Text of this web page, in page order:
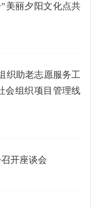
美丽夕阳文化点共
助老志愿服务工
会组织项目管理线
开座谈会